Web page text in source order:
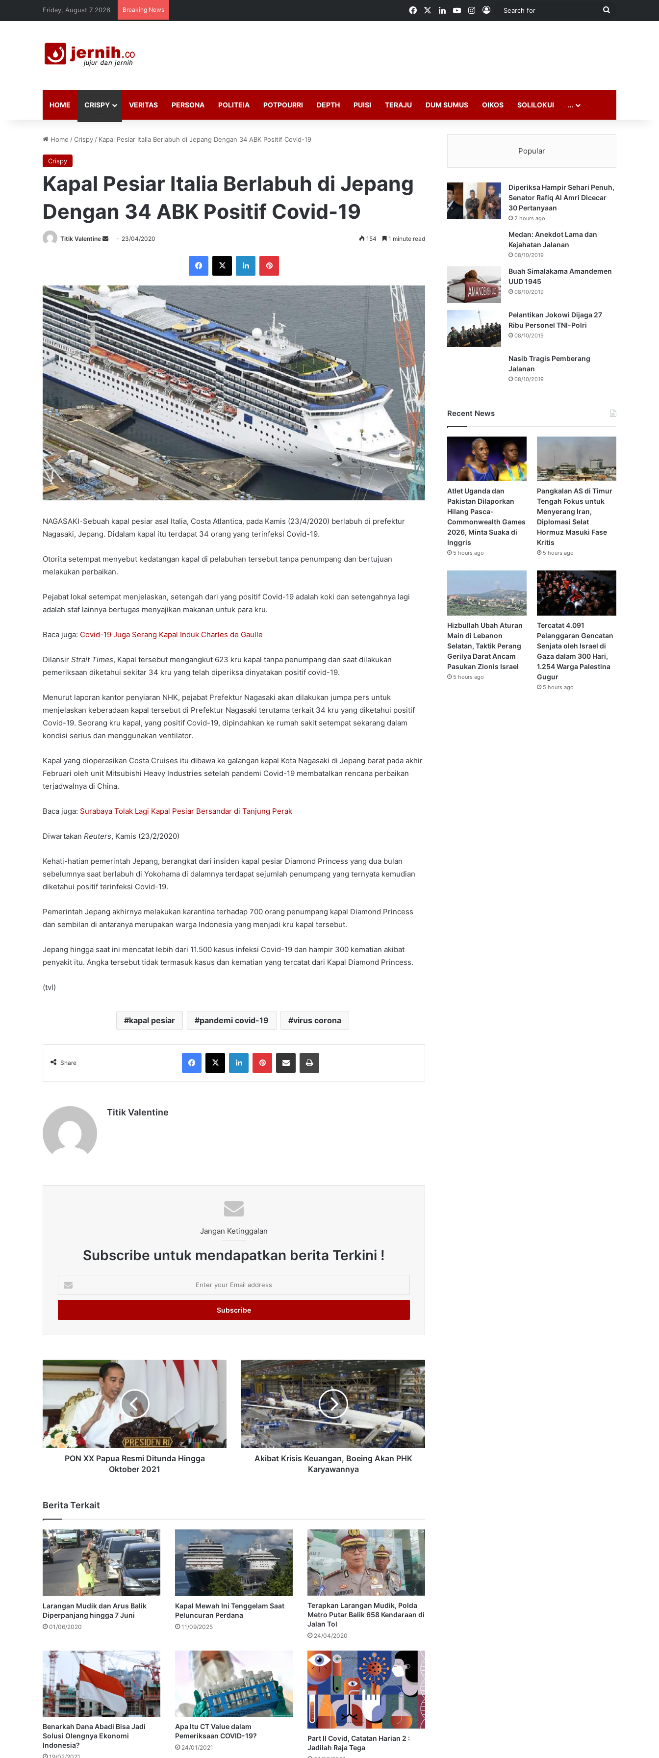
Friday, August 7 2026 Breaking News FacebookLinkedInYouTubeInstagram
Log In
Search
HOME CRISPY VERITAS PERSONA POLITEIA POTPOURRI DEPTH PUISI TERAJU DUM SUMUS OIKOS SOLILOKUI …
Home /Crispy / Kapal Pesiar Italia Berlabuh di Jepang Dengan 34 ABK Positif Covid-19
Crispy
Kapal Pesiar Italia Berlabuh di Jepang
Dengan 34 ABK Positif Covid-19
Titik Valentine
Send 23/04/2020 154 1 minute read
Facebook
X LinkedInPinterest
NAGASAKI-Sebuah kapal pesiar asal Italia, Costa Atlantica, pada Kamis (23/4/2020) berlabuh di prefektur
Nagasaki, Jepang. Didalam kapal itu terdapat 34 orang yang terinfeksi Covid-19.
Otorita setempat menyebut kedatangan kapal di pelabuhan tersebut tanpa penumpang dan bertujuan
melakukan perbaikan.
Pejabat lokal setempat menjelaskan, setengah dari yang positif Covid-19 adalah koki dan setengahnya lagi
adalah staf lainnya bertugas menyajikan makanan untuk para kru.
Baca juga: Covid-19 Juga Serang Kapal Induk Charles de Gaulle
Dilansir Strait Times, Kapal tersebut mengangkut 623 kru kapal tanpa penumpang dan saat dilakukan
pemeriksaan diketahui sekitar 34 kru yang telah diperiksa dinyatakan positif covid-19.
Menurut laporan kantor penyiaran NHK, pejabat Prefektur Nagasaki akan dilakukan jumpa pers untuk
menjelaskan keberadaan kapal tersebut di Prefektur Nagasaki terutama terkait 34 kru yang diketahui positif
Covid-19. Seorang kru kapal, yang positif Covid-19, dipindahkan ke rumah sakit setempat sekarang dalam
kondisi serius dan menggunakan ventilator.
Kapal yang dioperasikan Costa Cruises itu dibawa ke galangan kapal Kota Nagasaki di Jepang barat pada akhir
Februari oleh unit Mitsubishi Heavy Industries setelah pandemi Covid-19 membatalkan rencana perbaikan
terjadwalnya di China.
Baca juga: Surabaya Tolak Lagi Kapal Pesiar Bersandar di Tanjung Perak
Diwartakan Reuters, Kamis (23/2/2020)
Kehati-hatian pemerintah Jepang, berangkat dari insiden kapal pesiar Diamond Princess yang dua bulan
sebelumnya saat berlabuh di Yokohama di dalamnya terdapat sejumlah penumpang yang ternyata kemudian
diketahui positif terinfeksi Covid-19.
Pemerintah Jepang akhirnya melakukan karantina terhadap 700 orang penumpang kapal Diamond Princess
dan sembilan di antaranya merupakan warga Indonesia yang menjadi kru kapal tersebut.
Jepang hingga saat ini mencatat lebih dari 11.500 kasus infeksi Covid-19 dan hampir 300 kematian akibat
penyakit itu. Angka tersebut tidak termasuk kasus dan kematian yang tercatat dari Kapal Diamond Princess.
(tvl)
kapal pesiar pandemi covid-19 virus corona
Share
Facebook
X LinkedInPinterestShare via Email Print
Titik Valentine
Jangan Ketinggalan
Subscribe untuk mendapatkan berita Terkini !
your
Email
PON XX Papua Resmi Ditunda Hingga
Oktober 2021
Akibat Krisis Keuangan, Boeing Akan PHK
Karyawannya
Berita Terkait
Larangan Mudik dan Arus Balik
Diperpanjang hingga 7 Juni
01/06/2020
Kapal Mewah Ini Tenggelam Saat
Peluncuran Perdana
11/09/2025
Terapkan Larangan Mudik, Polda
Metro Putar Balik 658 Kendaraan di
Jalan Tol
24/04/2020
Benarkah Dana Abadi Bisa Jadi
Solusi Olengnya Ekonomi
Indonesia?
Apa Itu CT Value dalam
Pemeriksaan COVID-19?
24/01/2021
Part II Covid, Catatan Harian 2 :
Jadilah Raja Tega
Popular
Diperiksa Hampir Sehari Penuh,
Senator Rafiq Al Amri Dicecar
30 Pertanyaan
2 hours ago
Medan: Anekdot Lama dan
Kejahatan Jalanan
08/10/2019
Buah Simalakama Amandemen
UUD 1945
08/10/2019
Pelantikan Jokowi Dijaga 27
Ribu Personel TNI-Polri
08/10/2019
Nasib Tragis Pemberang
Jalanan
08/10/2019
Recent News
Atlet Uganda dan
Pakistan Dilaporkan
Hilang Pasca-
Commonwealth Games
2026, Minta Suaka di
Inggris
5 hours ago
Pangkalan AS di Timur
Tengah Fokus untuk
Menyerang Iran,
Diplomasi Selat
Hormuz Masuki Fase
Kritis
5 hours ago
Hizbullah Ubah Aturan
Main di Lebanon
Selatan, Taktik Perang
Gerilya Darat Ancam
Pasukan Zionis Israel
5 hours ago
Tercatat 4.091
Pelanggaran Gencatan
Senjata oleh Israel di
Gaza dalam 300 Hari,
1.254 Warga Palestina
Gugur
5 hours ago